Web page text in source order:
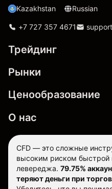
Kazakhstan Russian
+7 727 357 4671
Трейдинг
Рынки
Ценообразование
О нас
CFD — это сложные
высоким риском быстрой
левереджа. 79.75%
теряют деньги при